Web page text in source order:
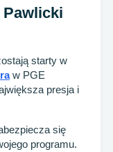
Pawlicki
starty w
w PGE
presja i
się
programu.